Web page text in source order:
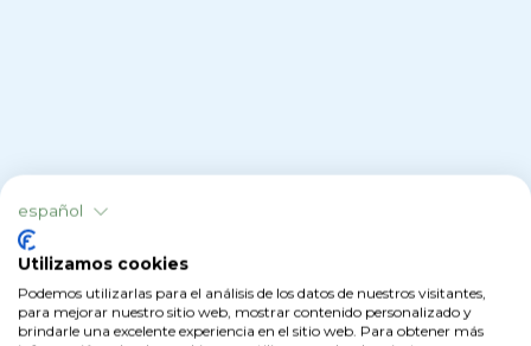
digital
Descubra cómo rellenar correctamente el CUE
tratamientos, pasando por la exportación final. Una
guía práctica y actualizada para trabajar de forma
legal y simplificar los trámites burocráticos.
español
Utilizamos cookies
Podemos utilizarlas para el análisis de los datos de nuestros visitantes,
para mejorar nuestro sitio web, mostrar contenido personalizado y
brindarle una excelente experiencia en el sitio web. Para obtener más